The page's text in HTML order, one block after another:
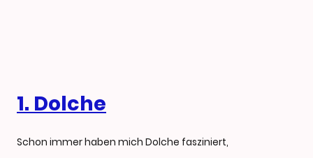
1. Dolche
Schon immer haben mich Dolche fasziniert,